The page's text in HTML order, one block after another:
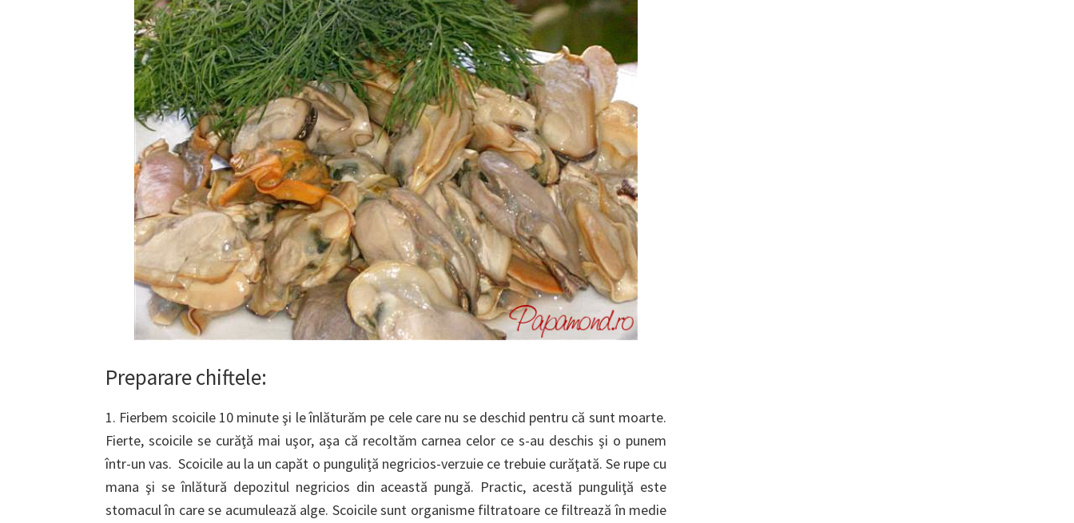
Preparare chiftele:
1. Fierbem scoicile 10 minute şi le înlăturăm pe cele care nu se deschid pentru că sunt moarte.
Fierte, scoicile se curăţă mai uşor, aşa că recoltăm carnea celor ce s-au deschis şi o punem
într-un vas. Scoicile au la un capăt o punguliţă negricios-verzuie ce trebuie curăţată. Se rupe cu
mana şi se înlătură depozitul negricios din această pungă. Practic, acestă punguliţă este
stomacul în care se acumulează alge. Scoicile sunt organisme filtratoare ce filtrează în medie